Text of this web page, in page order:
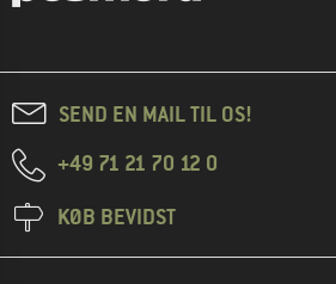
SEND EN MAIL TIL OS!
+49 71 21 70 12 0
KØB BEVIDST